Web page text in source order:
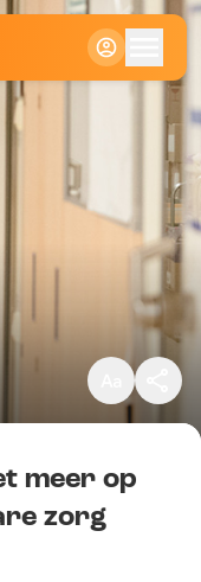
Kopieer link
meer op
zorg